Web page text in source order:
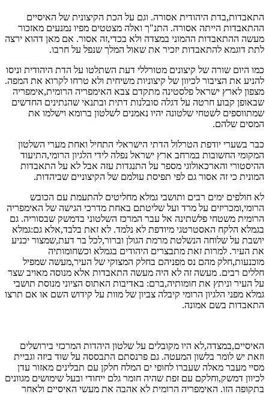
התאבדות,בדת היהודית אסורה. וגם על הכת הקיצונית של האיסיים
ההתאבדות הייתה אסורה. התנ"ך ואלה מצטטים מפיו נמנעים מאזכור
מעשה ההתאבדות ההמוני במצדה ולא בכדי,זה אסור. אם מאן דהוא ירצה
לתת דוגמא להתאבדות יזכיר את שאול המלך שנפל על חרבו.
כמו היום שורה של קיצונים מטורללי דעת השתלטו על הדת היהודית וניסו
להניע את הציבור לכיוון של קיצוניות משיחית ולא טרחו לקרוא את המפה.
מצפון לארץ ישראל פלסטינה מתקדם צבא האימפריה הרומית,אימפריה
שבאופן קבוע חרטה על דגלה סובלנות דתית ובתנאי שהנתינים החדשים
שמתווספים לשטחי שלטונה יהיו נאמנים לשלטון ברומא וישלמו את
המסים שלהם.
כבר בשערי יודפת הטרלול הדתי הישראלי התחיל ואחת מערי השלטון
המקומי החשובות במרחב ארץ ישראל נפלה לידי הלגיון הרומי,התיעוד
ההיסטורי והארכאולוגי מספר על התנגדות עזה אבל לא על התאבדות
המונית כי זה אסור גם לפי תפיסת עולמם של הקיצוניים שביהדות.
לא חולפים ימים רבים ותושבי גמלא מחליטים להתעמת עם הכובש
הרומי,ומכריזים על מרד ועל שליטתם באחת מדרכי הגישה של האימפריה
הרומית משטחי פלשתינה אל עבר המרכז השלטוני בדמשק שבסוריה. גם
בגמלא הלקח האסטרטגי מיודפת לא נלמד. לא זאת בלבד,אלא גם:גמלא
יושבת על שלוחה הנשלטת מרמת הגולן וברור,לכל בר דעת,שמצור יכניע
את העיר. למרות זאת מתבצרים היהודים בגמלא וכשחומותיה
מוכנעות,חלק מהם נס מפניהם בחלק המצוקי של העיר,מעשה שמפיל
חללים רבים. מעשה זה לא היה מעשה התאבדות אלא מנוסה מאויב שצר
על העיר וניתץ את חומותיה,ברם: באדיבות האתוס הציוני מנוסת תושבי
גמלא מפני הלגיון הרומי קיבלה צביון של מוות על קידוש השם או אם תרצו
התאבדות בשם אמונה.
האיסיים,במצדה,לא היו מקובלים על שלטון היהדות המרכזי בירושלים
וזאת יש לומר בלשון המעטה. גם פרנסתם התבססה על שוד ביזה וגביית
מסיי מעבר מאלה שעברו לחופי ים המלח חלקן עם תבלינים מאזור עדן
לכיוון דמשק,וחלקם עם זפת שהיה חומר גלם ייחודי ובעל שימושים מגוונים
בתקופה הזו. האימפריה הרומית לא אהבה את מעשי האיסיים ולאחר